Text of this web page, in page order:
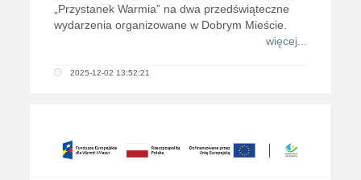
„Przystanek Warmia” na dwa przedświąteczne
wydarzenia organizowane w Dobrym Mieście.
więcej...
2025-12-02 13:52:21